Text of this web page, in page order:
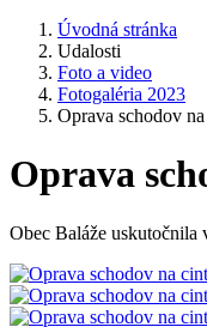
Úvodná stránka
Udalosti
Foto a video
Fotogaléria 2023
Oprava schodov
Oprava
Obec Baláže uskutočnila